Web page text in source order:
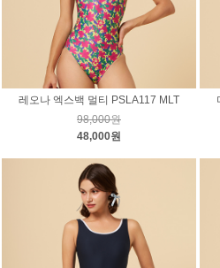
레오나 엑스백 멀티 PSLA117 MLT
98,000원
48,000원